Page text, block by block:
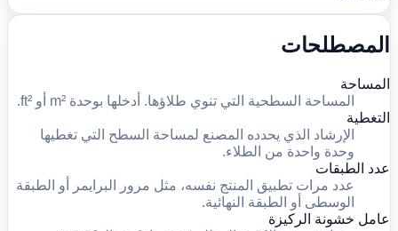
المصطلحات
المساحة
المساحة السطحية التي تنوي طلاؤها. أدخلها بوحدة m² أو ft².
التغطية
الإرشاد الذي يحدده المصنع لمساحة السطح التي تغطيها
وحدة واحدة من الطلاء.
عدد الطبقات
عدد مرات تطبيق المنتج نفسه، مثل مرور البرايمر أو الطبقة
الوسطى أو الطبقة النهائية.
عامل خشونة الركيزة